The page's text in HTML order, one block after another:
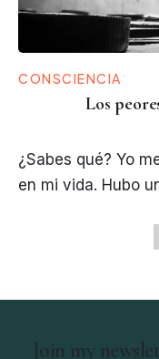
CONSCIENCIA
Los
¿Sabes qué? Yo
en mi vida. Hubo
Join my